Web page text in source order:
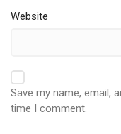
Website
Save my name, email,
time I comment.